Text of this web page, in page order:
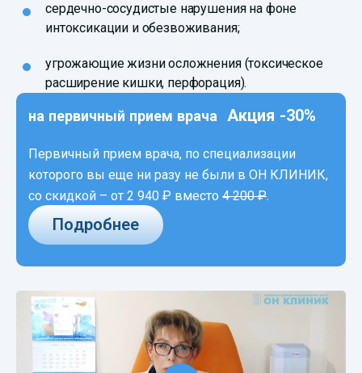
сердечно-сосудистые нарушения на фоне
интоксикации и обезвоживания;
угрожающие жизни осложнения (токсическое
расширение кишки, перфорация).
на первичный прием врача Акция -30%
Первичный прием врача, по специализации
которого вы еще ни разу не были в ОН КЛИНИК,
со скидкой – от 2 940 ₽ вместо 4 200 ₽.
Подробнее